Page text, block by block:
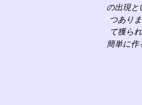
の出現と
つあり
て獲ら
簡単に作